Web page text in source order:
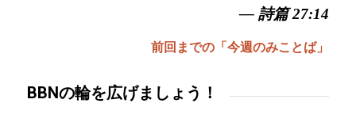
— 詩篇 27:14
前回までの「今週のみことば」
BBNの輪を広げましょう！